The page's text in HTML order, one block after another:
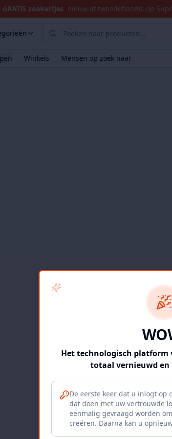
zoekertjes nieuw of tweedehands: op
Winkels Mensen op zoek naar
Het technologisch platform
totaal vernieuwd en
De eerste keer dat u inlogt op
dat doen met uw vertrouwde
eenmalig gevraagd worden
creëren. Daarna kan u